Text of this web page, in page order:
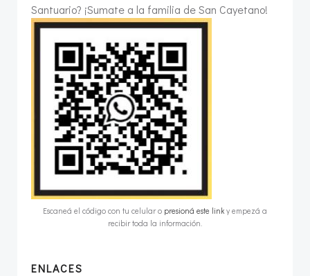
Santuario? ¡Sumate a la familia de San Cayetano!
Escaneá el código con tu celular o presioná este link y empezá a
recibir toda la información.
ENLACES